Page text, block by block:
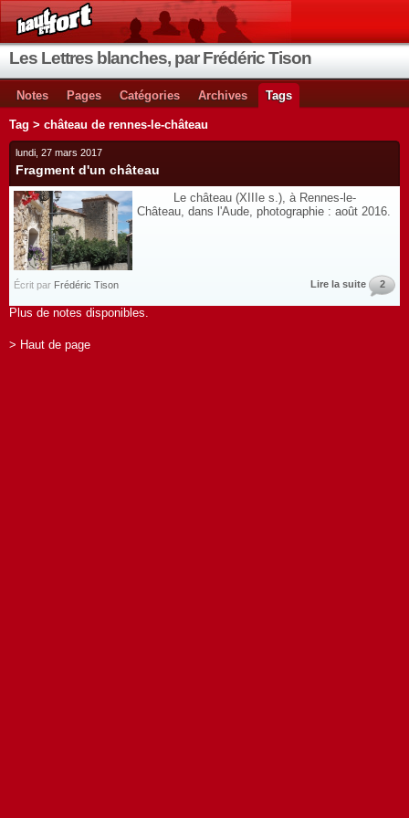
Les Lettres blanches, par Frédéric Tison
Notes Pages Catégories Archives Tags
Tag > château de rennes-le-château
lundi, 27 mars 2017
Fragment d'un château
Le château (XIIIe s.), à Rennes-le-
Château, dans l'Aude, photographie : août 2016.
Écrit par Frédéric Tison Lire la suite 2
Plus de notes disponibles.
> Haut de page